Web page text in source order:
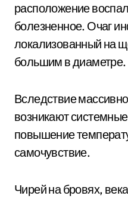
расположение
болезненное. Очаг
локализованный на
большим в диаметре.
Вследствие
возникают
повышение
самочувствие.
Чирей на бровях,